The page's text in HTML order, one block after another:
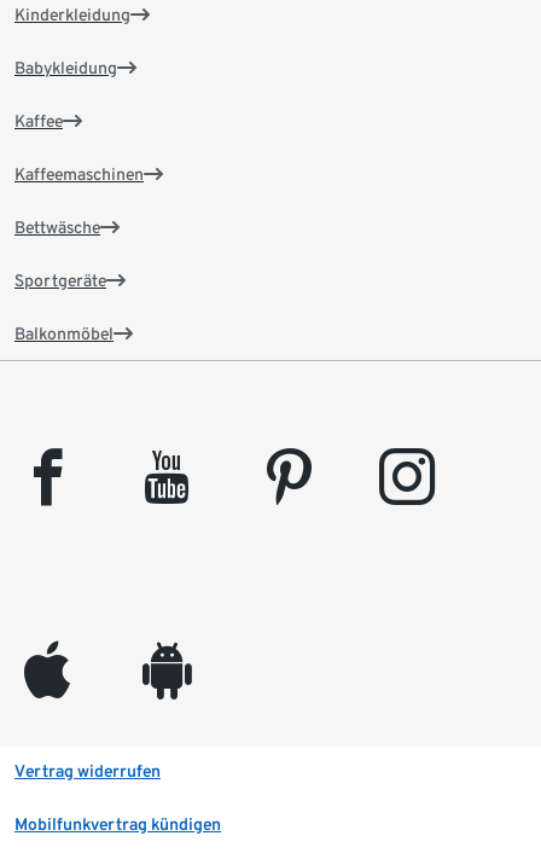
Kinderkleidung
Babykleidung
Kaffee
Kaffeemaschinen
Bettwäsche
Sportgeräte
Balkonmöbel
facebook youtube pinterest instagram
appleinc android
Vertrag widerrufen
Mobilfunkvertrag kündigen